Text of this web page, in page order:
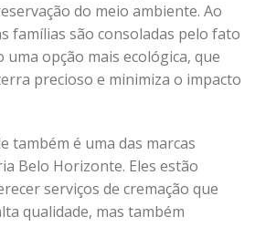
do meio ambiente. Ao
famílias são consoladas pelo fato
opção mais ecológica, que
precioso e minimiza o impacto
também é uma das marcas
Belo Horizonte. Eles estão
serviços de cremação que
qualidade, mas também